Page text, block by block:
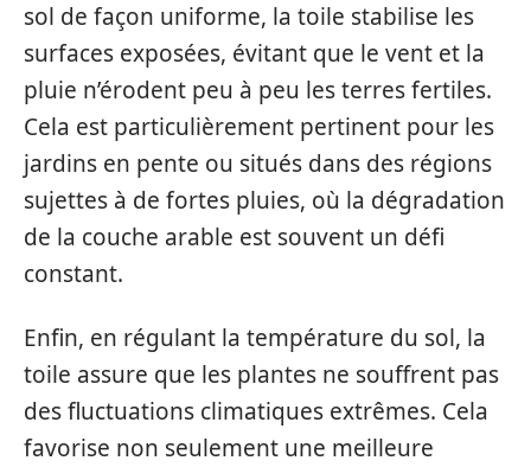
sol de façon uniforme, la toile stabilise les
surfaces exposées, évitant que le vent et la
pluie n’érodent peu à peu les terres fertiles.
Cela est particulièrement pertinent pour les
jardins en pente ou situés dans des régions
sujettes à de fortes pluies, où la dégradation
de la couche arable est souvent un défi
constant.
Enfin, en régulant la température du sol, la
toile assure que les plantes ne souffrent pas
des fluctuations climatiques extrêmes. Cela
favorise non seulement une meilleure